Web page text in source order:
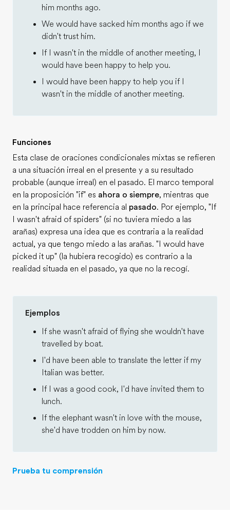
him months ago.
We would have sacked him months ago if we
didn't trust him.
If I wasn't in the middle of another meeting, I
would have been happy to help you.
I would have been happy to help you if I
wasn't in the middle of another meeting.
Funciones
Esta clase de oraciones condicionales mixtas se refieren
a una situación irreal en el presente y a su resultado
probable (aunque irreal) en el pasado. El marco temporal
en la proposición "if" es ahora o siempre, mientras que
en la principal hace referencia al pasado. Por ejemplo, "If
I wasn't afraid of spiders" (si no tuviera miedo a las
arañas) expresa una idea que es contraria a la realidad
actual, ya que tengo miedo a las arañas. "I would have
picked it up" (la hubiera recogido) es contrario a la
realidad situada en el pasado, ya que no la recogí.
Ejemplos
If she wasn't afraid of flying she wouldn't have
travelled by boat.
I'd have been able to translate the letter if my
Italian was better.
If I was a good cook, I'd have invited them to
lunch.
If the elephant wasn't in love with the mouse,
she'd have trodden on him by now.
Prueba tu comprensión